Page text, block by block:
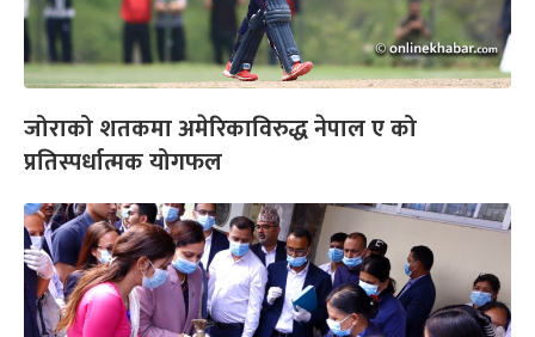
जोराको शतकमा अमेरिकाविरुद्ध नेपाल ए को
प्रतिस्पर्धात्मक योगफल